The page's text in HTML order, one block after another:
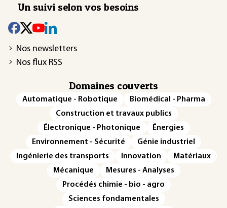
Un suivi selon vos besoins
Nos newsletters
Nos flux RSS
Domaines couverts
Automatique - Robotique
Biomédical - Pharma
Construction et travaux publics
Électronique - Photonique
Énergies
Environnement - Sécurité
Génie industriel
Ingénierie des transports
Innovation
Matériaux
Mécanique
Mesures - Analyses
Procédés chimie - bio - agro
Sciences fondamentales